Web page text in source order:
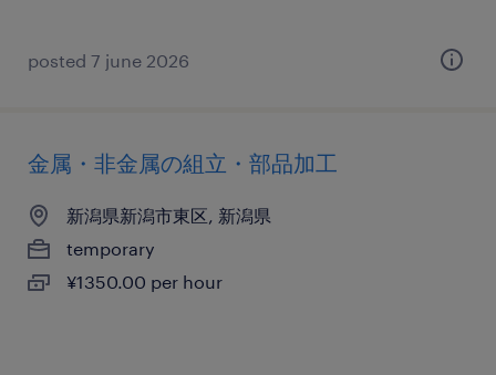
posted 7 june 2026
金属・非金属の組立・部品加工
新潟県新潟市東区, 新潟県
temporary
¥1350.00 per hour